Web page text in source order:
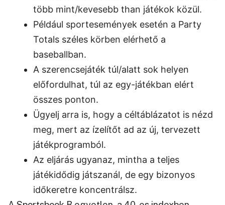
több mint/kevesebb than játékok közül.
Például sportesemények esetén a Party
Totals széles körben elérhető a
baseballban.
A szerencsejáték túl/alatt sok helyen
előfordulhat, túl az egy-játékban elért
összes ponton.
Ügyelj arra is, hogy a céltáblázatot is nézd
meg, mert az ízelítőt ad az új, tervezett
játékprogramból.
Az eljárás ugyanaz, mintha a teljes
játékidődig játszanál, de egy bizonyos
időkeretre koncentrálsz.